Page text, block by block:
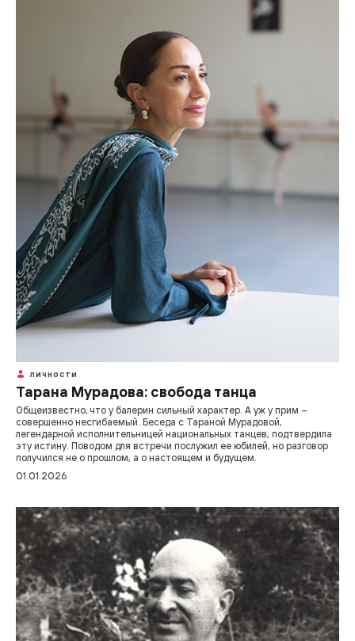
ЛИЧНОСТИ
Тарана Мурадова: свобода танца
Общеизвестно, что у балерин сильный характер. А уж у прим –
совершенно несгибаемый. Беседа с Тараной Мурадовой,
легендарной исполнительницей национальных танцев, подтвердила
эту истину. Поводом для встречи послужил ее юбилей, но разговор
получился не о прошлом, а о настоящем и будущем.
01.01.2026